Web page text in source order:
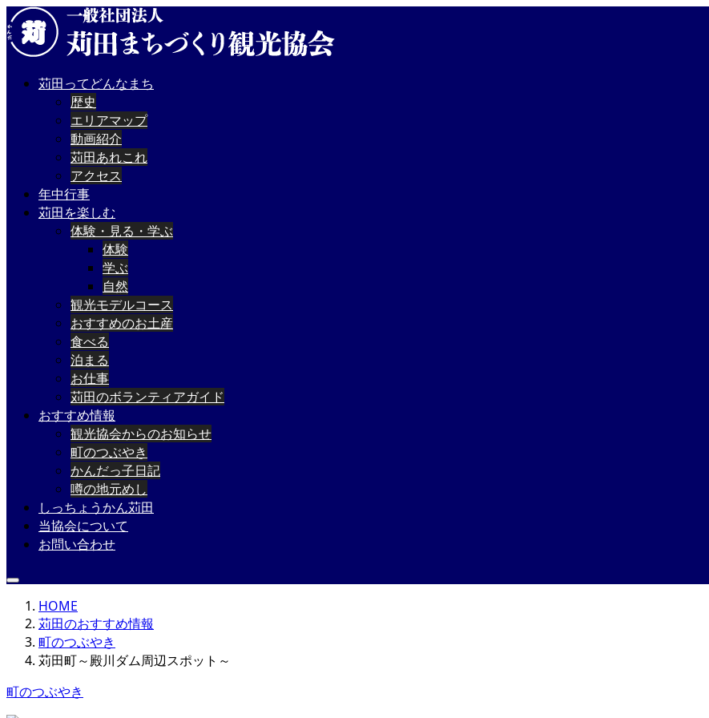
苅田ってどんなまち
歴史
エリアマップ
動画紹介
苅田あれこれ
アクセス
年中行事
苅田を楽しむ
体験・見る・学ぶ
体験
学ぶ
自然
観光モデルコース
おすすめのお土産
食べる
泊まる
お仕事
苅田のボランティアガイド
おすすめ情報
観光協会からのお知らせ
町のつぶやき
かんだっ子日記
噂の地元めし
しっちょうかん苅田
当協会について
お問い合わせ
HOME
苅田のおすすめ情報
町のつぶやき
苅田町～殿川ダム周辺スポット～
町のつぶやき